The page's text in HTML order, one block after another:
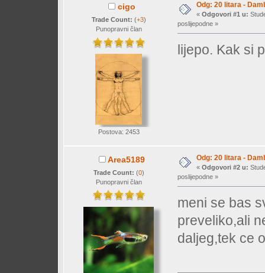
cigo
Trade Count: (+3)
Punopravni član
Postova: 2453
Odg: 20 litara -
« Odgovori #1 u:
poslijepodne »
lijepo. Kak si
Area5189
Trade Count: (0)
Punopravni član
Odg: 20 litara -
« Odgovori #2 u:
poslijepodne »
meni se bas
preveliko,ali
daljeg,tek ce